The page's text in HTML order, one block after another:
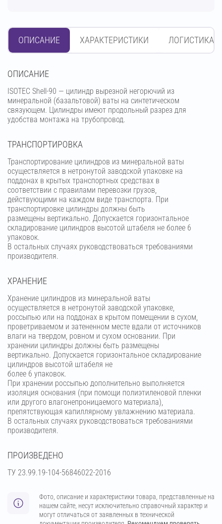
ОПИСАНИЕ ХАРАКТЕРИСТИКИ ЛОГИСТИКА
OПИСАНИЕ
ISOTEC Shell-90 — цилиндр вырезной негорючий из
минеральной (базальтовой) ваты на синтетическом
связующем. Цилиндры имеют продольный разрез для
удобства монтажа на трубопровод.
ТРАНСПОРТИРОВКА
Транспортирование цилиндров из минеральной ваты
осуществляется в нетронутой заводской упаковке на
поддонах в крытых транспортных средствах в
соответствии с правилами перевозки грузов,
действующими на каждом виде транспорта. При
транспортировке цилиндры должны быть
размещены вертикально. Допускается горизонтальное
складирование цилиндров высотой штабеля не более 6
упаковок.
В остальных случаях руководствоваться требованиями
производителя.
ХРАНЕНИЕ
Хранение цилиндров из минеральной ваты
осуществляется в нетронутой заводской упаковке,
россыпью или на поддонах в крытом помещении в сухом,
проветриваемом и затененном месте вдали от источников
влаги на твердом, ровном и сухом основании. При
хранении цилиндры должны быть размещены
вертикально. Допускается горизонтальное складирование
цилиндров высотой штабеля не
более 6 упаковок.
При хранении россыпью дополнительно выполняется
изоляция основания (при помощи полиэтиленовой пленки
или другого влагонепроницаемого материала),
препятствующая капиллярному увлажнению материала.
В остальных случаях руководствоваться требованиями
производителя.
ПРОИЗВЕДЕНО
ТУ 23.99.19-104-56846022-2016
Фото, описание и характеристики товара, представленные на
нашем сайте, несут исключительно справочный характер и
могут отличаться от заявленных в технической